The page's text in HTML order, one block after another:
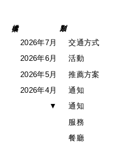
2026年7月
2026年6月
2026年5月
2026年4月
▼
交通方式
活動
推薦方案
通知
通知
服務
餐廳